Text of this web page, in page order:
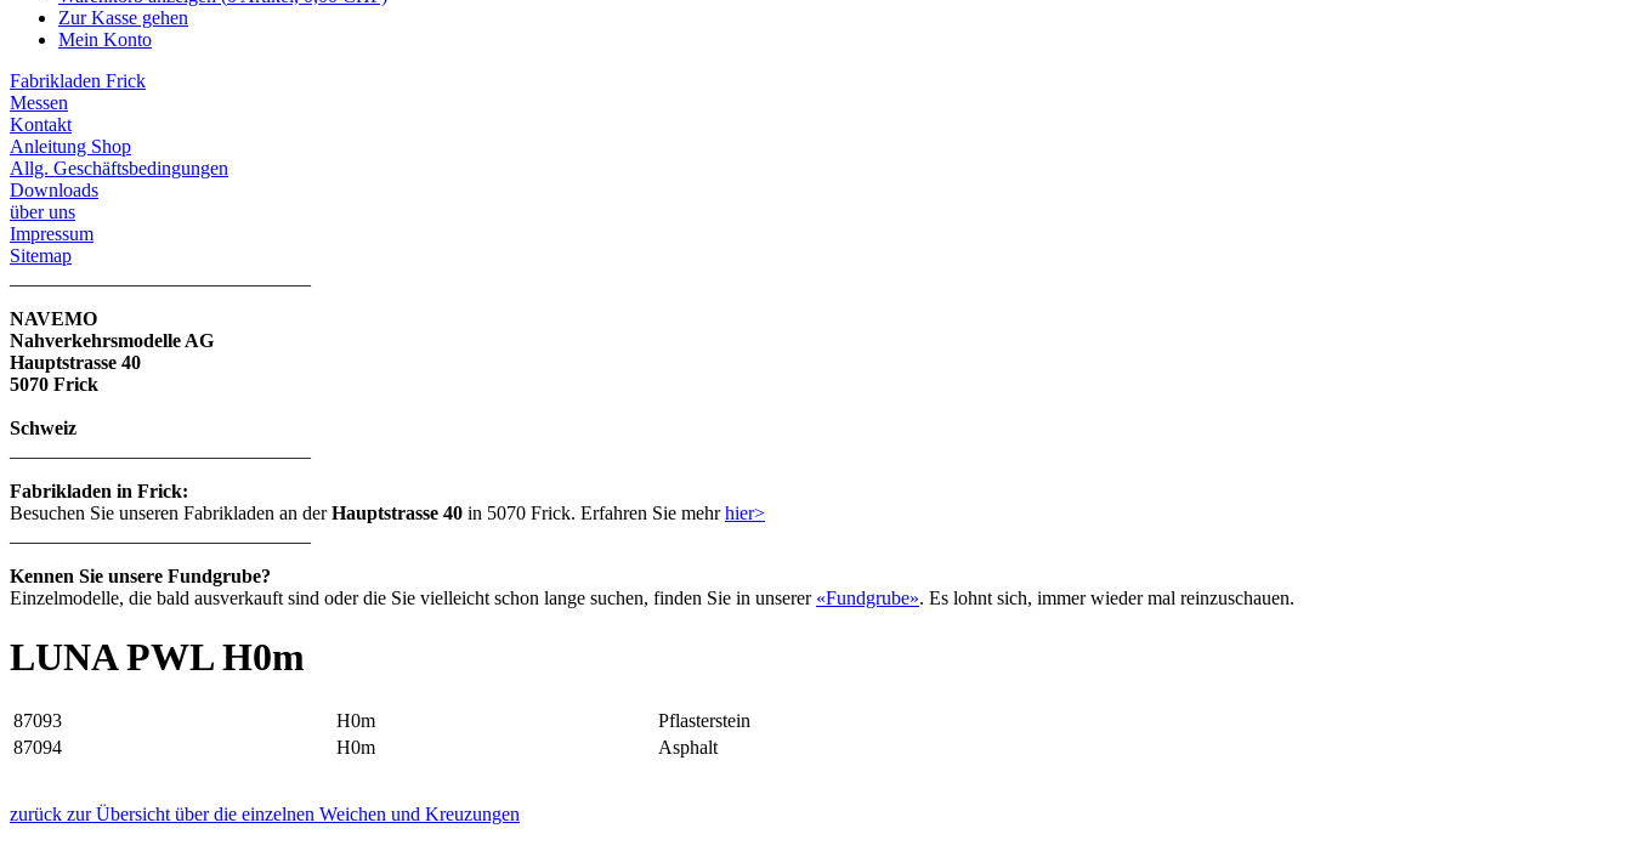
Zur Kasse gehen
Mein Konto
Fabrikladen Frick
Messen
Kontakt
Anleitung Shop
Allg. Geschäftsbedingungen
Downloads
über uns
Impressum
Sitemap
NAVEMO
Nahverkehrsmodelle AG
Hauptstrasse 40
5070 Frick
Schweiz
Fabrikladen in Frick:
Besuchen Sie unseren Fabrikladen an derHauptstrasse 40 in 5070 Frick. Erfahren Sie mehrhier>
Kennen Sie unsere Fundgrube?
Einzelmodelle, die bald ausverkauft sind oder die Sie vielleicht schon lange suchen, finden Sie in unserer «Fundgrube». Es lohnt sich, immer wieder mal reinzuschauen.
LUNA PWL H0m
87093 H0m
Pflasterstein
87094
H0m Asphalt
zurück zur Übersicht über die einzelnen Weichen und Kreuzungen